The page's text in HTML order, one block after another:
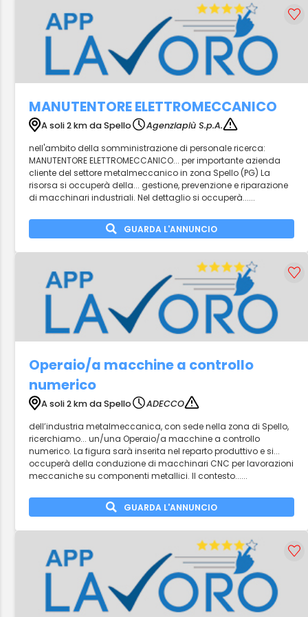
MANUTENTORE ELETTROMECCANICO
A soli 2 km da Spello
Agenziapiù S.p.A.
nell'ambito della somministrazione di personale ricerca:
MANUTENTORE ELETTROMECCANICO... per importante azienda
cliente del settore metalmeccanico in zona Spello (PG) La
risorsa si occuperà della... gestione, prevenzione e riparazione
di macchinari industriali. Nel dettaglio si occuperà......
GUARDA L'ANNUNCIO
Operaio/a macchine a controllo
numerico
A soli 2 km da Spello
ADECCO
dell’industria metalmeccanica, con sede nella zona di Spello,
ricerchiamo... un/una Operaio/a macchine a controllo
numerico. La figura sarà inserita nel reparto produttivo e si...
occuperà della conduzione di macchinari CNC per lavorazioni
meccaniche su componenti metallici. Il contesto......
GUARDA L'ANNUNCIO